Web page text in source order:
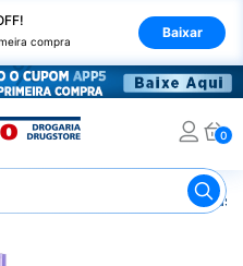
compra
Baixar
0